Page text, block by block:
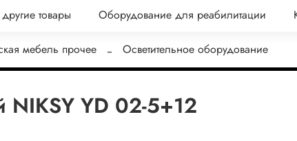
товары Оборудование для реабилитации
мебель прочее Осветительное оборудование
NIKSY YD 02-5+12